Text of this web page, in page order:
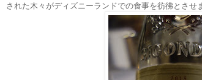
された木々がディズニーランドでの食事を彷彿とさせ